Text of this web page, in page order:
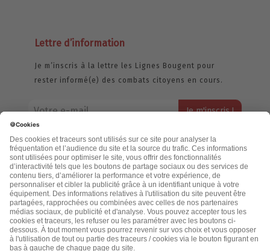
Lettre d’information
Je m’inscris à la lettre les Lignes Bougent pour
rester informé(e) des combats citoyens en cours.
jamais échangée. Pour consulter notre politique de confidentialité,
cliquez ici.
Accueil
Politique de confidentialité
Cookies